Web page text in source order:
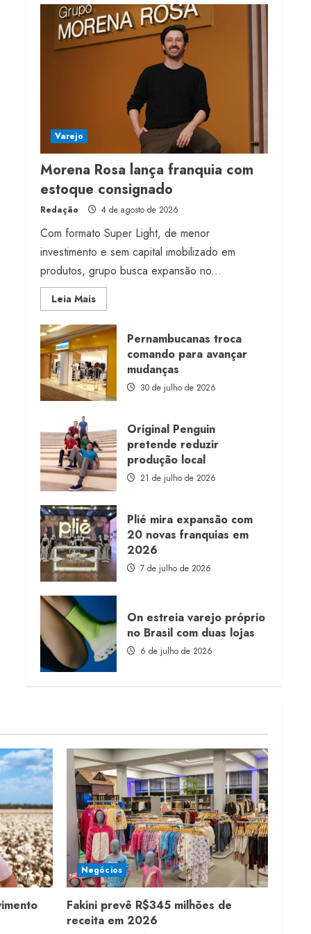
milhões de receita em
2026
4 de agosto de 2026
Projeto testa passaporte
digital na moda nacional
4 de agosto de 2026
Varejo
Morena Rosa lança franquia com
estoque consignado
Redação 4 de agosto de 2026
Com formato Super Light, de menor
investimento e sem capital imobilizado em
produtos, grupo busca expansão no...
Leia MaisRead
more
Morena
Rosa
lança
franquia
com
estoque
consignado
Pernambucanas troca
comando para avançar
mudanças
30 de julho de 2026
Original Penguin
pretende reduzir
produção local
21 de julho de 2026
Plié mira expansão com
20 novas franquias em
2026
7 de julho de 2026
On estreia varejo próprio
no Brasil com duas lojas
6 de julho de 2026
Negócios
Fakini prevê R$345 milhões de
receita em 2026